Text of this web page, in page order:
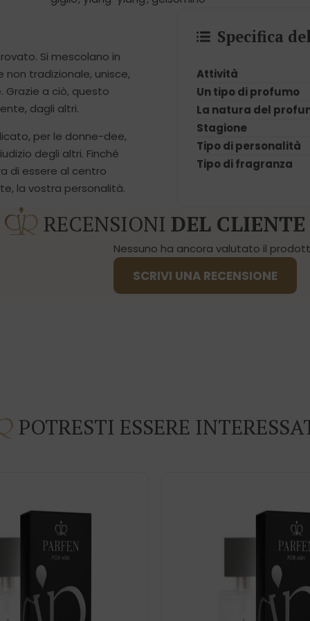
Si mescolano in
tradizionale, unisce,
Grazie a ciò, questo
dagli altri.
per le donne-dee,
degli altri. Finché
di essere al centro
la vostra personalità.
Specifica
Attività
Un tipo di profumo
La natura del
Stagione
Tipo di personalità
Tipo di fragranza
RECENSIONIDEL CLIENTE
Nessuno ha ancora valutato il
SCRIVI UNA RECENSIONE
POTRESTI ESSERE